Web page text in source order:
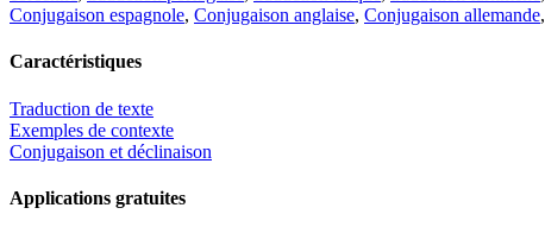
Conjugaison espagnole, Conjugaison anglaise, Conjugaison allemande,
Caractéristiques
Traduction de texte
Exemples de contexte
Conjugaison et déclinaison
Applications gratuites